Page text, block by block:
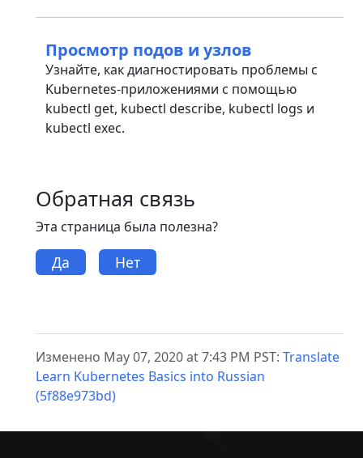
Просмотр подов и узлов
Узнайте, как диагностировать проблемы с
Kubernetes-приложениями с помощью
kubectl get, kubectl describe, kubectl logs и
kubectl exec.
Обратная связь
Эта страница была полезна?
Да Нет
Изменено May 07, 2020 at 7:43 PM PST: Translate
Learn Kubernetes Basics into Russian
(5f88e973bd)